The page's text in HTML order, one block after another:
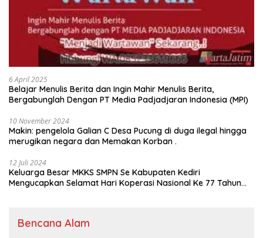
6 April 2025
Belajar Menulis Berita dan Ingin Mahir Menulis Berita,
Bergabunglah Dengan PT Media Padjadjaran Indonesia (MPI)
10 November 2024
Makin: pengelola Galian C Desa Pucung di duga ilegal hingga
merugikan negara dan Memakan Korban .
12 Juli 2024
Keluarga Besar MKKS SMPN Se Kabupaten Kediri
Mengucapkan Selamat Hari Koperasi Nasional Ke 77 Tahun
Bencana Alam